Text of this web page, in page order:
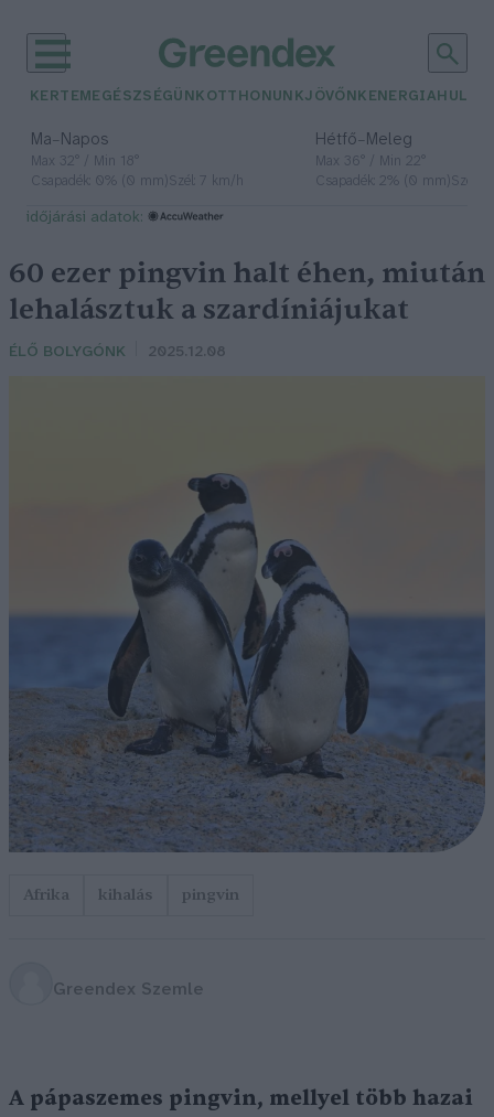
KERTEM EGÉSZSÉGÜNK OTTHONUNKJÖVŐNK ENERGIA
Ma– Napos
Max 32° / Min 18°
Csapadék: 0% (0 mm)Szél: 7 km/h
Hétfő– Meleg
Max 36° / Min 22°
Csapadék: 2% (0 mm)Szél:
időjárási adatok:
60 ezer pingvin halt éhen, miután
lehalásztuk a szardíniájukat
ÉLŐ BOLYGÓNK 2025.12.08
Afrika kihalás pingvin
Greendex Szemle
A pápaszemes pingvin, mellyel több hazai